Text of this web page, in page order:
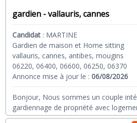
gardien - vallauris, cannes
Candidat : MARTINE
Gardien de maison et Home sitting
vallauris, cannes, antibes, mougins
06220, 06400, 06600, 06250, 06370
Annonce mise à jour le :06/08/2026
Bonjour, Nous sommes un couple
gardiennage de propriété avec